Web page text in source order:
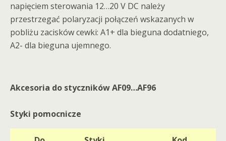
napięciem sterowania 12…20 V DC należy
przestrzegać polaryzacji połączeń wskazanych w
pobliżu zacisków cewki: A1+ dla bieguna dodatniego,
A2- dla bieguna ujemnego.
Akcesoria do styczników AF09…AF96
Styki pomocnicze